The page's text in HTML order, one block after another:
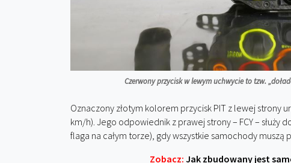
Czerwony przycisk w lewym uchwycie to tzw.
Oznaczony złotym kolorem przycisk PIT z lewej strony
km/h). Jego odpowiednik z prawej strony – FCY – służy
flaga na całym torze), gdy wszystkie samochody muszą
Zobacz: Jak zbudowany jest